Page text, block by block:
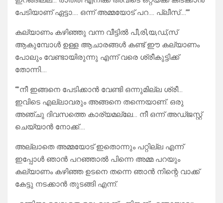
പേടിയാണ് ഏട്ടാ…. ഒന്ന് അമ്മയോട് പറ…. പ്ലീസ്….””
കല്യാണം കഴിഞ്ഞു വന്ന വീട്ടിൽ പീ,രി,യ,ഡ്‌,സ്
ആകുമ്പോൾ ഉള്ള ആചാരങ്ങൾ കണ്ട് ഈ കല്യാണം
പോലും വേണ്ടായിരുന്നു എന്ന് വരെ ശ്രീകുട്ടിക്ക്
തോന്നി….
“”നീ ഇങ്ങനെ പേടിക്കാൻ വേണ്ടി ഒന്നുമില്ല ശ്രീ…
ഇവിടെ എല്ലാവരും അങ്ങനെ തന്നെയാണ്. ഒരു
അഞ്ചു ദിവസത്തെ കാര്യമല്ലേ… നീ ഒന്ന് അഡ്ജസ്റ്റ്
ചെയ്യാൻ നോക്ക്….
അല്ലാതെ അമ്മയോട് ഇതൊന്നും പറ്റില്ല എന്ന്
ഇപ്പോൾ ഞാൻ പറഞ്ഞാൽ പിന്നെ അമ്മ പറയും
കല്യാണം കഴിഞ്ഞ ഉടനെ തന്നെ ഞാൻ നിന്റെ വാക്ക്
കേട്ടു നടക്കാൻ തുടങ്ങി എന്ന്.